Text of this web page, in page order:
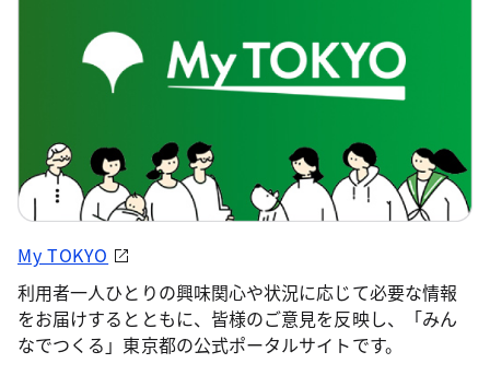
My TOKYO
利用者一人ひとりの興味関心や状況に応じて必要な情報
をお届けするとともに、皆様のご意見を反映し、「みん
なでつくる」東京都の公式ポータルサイトです。